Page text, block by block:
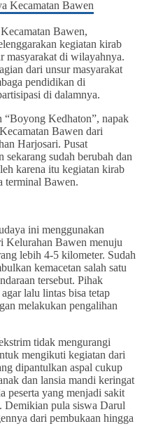
Bawen,
kegiatan kirab
masyarakat di wilayahnya.
dari unsur masyarakat
pendidikan di
di dalamnya.
“Boyong Kedhaton”, napak
Bawen dari
Harjosari. Pusat
sekarang sudah berubah dan
karena itu kegiatan kirab
terminal Bawen.
ini menggunakan
Kelurahan Bawen menuju
lebih 4-5 kilometer. Sudah
kemacetan salah satu
tersebut. Pihak
lalu lintas bisa tetap
melakukan pengalihan
tidak mengurangi
mengikuti kegiatan dari
dipantulkan aspal cukup
dan lansia mandi keringat
peserta yang menjadi sakit
Demikian pula siswa Darul
dari pembukaan hingga